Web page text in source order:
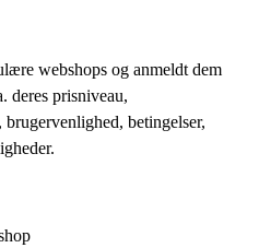
webshops og anmeldt dem
deres prisniveau,
betingelser,